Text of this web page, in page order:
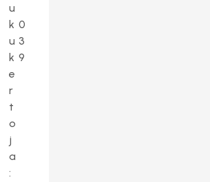
u
k
u
k
e
r
t
o
j
a
:
0
3
9